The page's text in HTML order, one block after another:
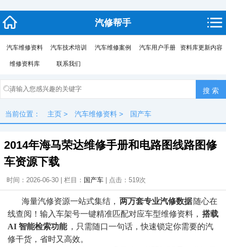
汽修帮手
汽车维修资料 汽车技术培训 汽车维修案例 汽车用户手册 资料库更新内容
维修资料库 联系我们
当前位置： 主页 > 汽车维修资料 > 国产车
2014年海马荣达维修手册和电路图线路图修
车资源下载
时间：2026-06-30 | 栏目： 国产车 | 点击： 519次
海量汽修资源一站式集结， 两万套专业汽修数据 随心在
线查阅！输入车架号一键精准匹配对应车型维修资料， 搭载
AI 智能检索功能 ，只需随口一句话，快速锁定你需要的汽
修干货，省时又高效。